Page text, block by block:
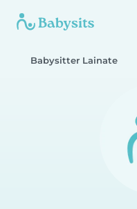
Babysitter Lainate